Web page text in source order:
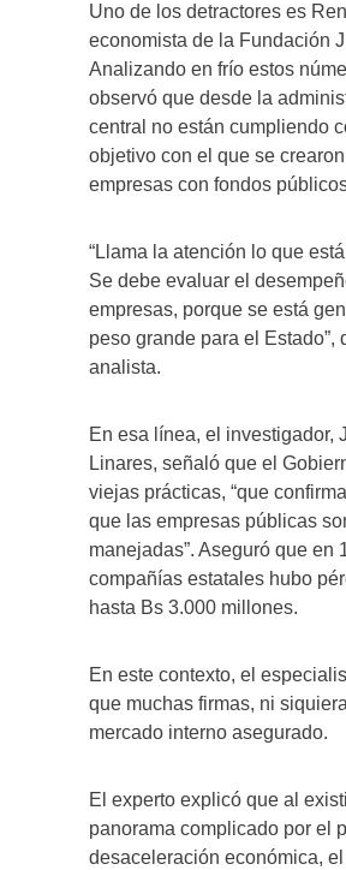
Uno de los detractores es
economista de la Fundación
Analizando en frío estos
observó que desde la
central no están cumpliendo
objetivo con el que se
empresas con fondos
“Llama la atención lo que
Se debe evaluar el
empresas, porque se está
peso grande para el Estado”,
analista.
En esa línea, el investigador,
Linares, señaló que el
viejas prácticas, “que
que las empresas públicas
manejadas”. Aseguró que en
compañías estatales hubo
hasta Bs 3.000 millones.
En este contexto, el
que muchas firmas, ni
mercado interno asegurado.
El experto explicó que al
panorama complicado por el
desaceleración económica,